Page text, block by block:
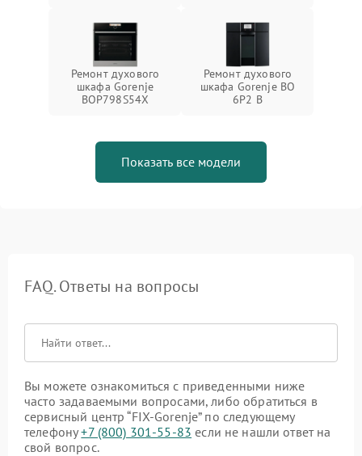
Ремонт духового
шкафа Gorenje
BOP798S54X
Ремонт духового
шкафа Gorenje BO
6P2 B
Показать все модели
FAQ. Ответы на вопросы
Вы можете ознакомиться с приведенными ниже
часто задаваемыми вопросами, либо обратиться в
сервисный центр “FIX-Gorenje” по следующему
телефону+7 (800) 301-55-83 если не нашли ответ на
свой вопрос.